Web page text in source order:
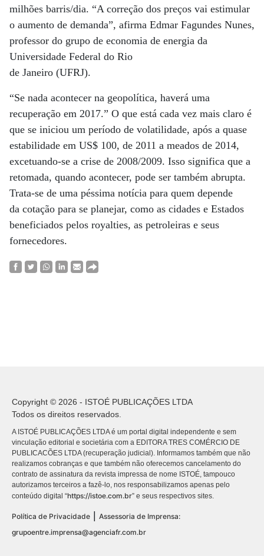
milhões barris/dia. “A correção dos preços vai estimular
o aumento de demanda”, afirma Edmar Fagundes Nunes,
professor do grupo de economia de energia da
Universidade Federal do Rio
de Janeiro (UFRJ).
“Se nada acontecer na geopolítica, haverá uma
recuperação em 2017.” O que está cada vez mais claro é
que se iniciou um período de volatilidade, após a quase
estabilidade em US$ 100, de 2011 a meados de 2014,
excetuando-se a crise de 2008/2009. Isso significa que a
retomada, quando acontecer, pode ser também abrupta.
Trata-se de uma péssima notícia para quem depende
da cotação para se planejar, como as cidades e Estados
beneficiados pelos royalties, as petroleiras e seus
fornecedores.
Copyright © 2026 - ISTOÉ PUBLICAÇÕES LTDA
Todos os direitos reservados.
A ISTOÉ PUBLICAÇÕES LTDA é um portal digital independente e sem
vinculação editorial e societária com a EDITORA TRES COMÉRCIO DE
PUBLICACÕES LTDA (recuperação judicial). Informamos também que não
realizamos cobranças e que também não oferecemos cancelamento do
contrato de assinatura da revista impressa de nome ISTOÉ, tampouco
autorizamos terceiros a fazê-lo, nos responsabilizamos apenas pelo
conteúdo digital “https://istoe.com.br” e seus respectivos sites.
Política de Privacidade
Assessoria de Imprensa:
grupoentre.imprensa@agenciafr.com.br